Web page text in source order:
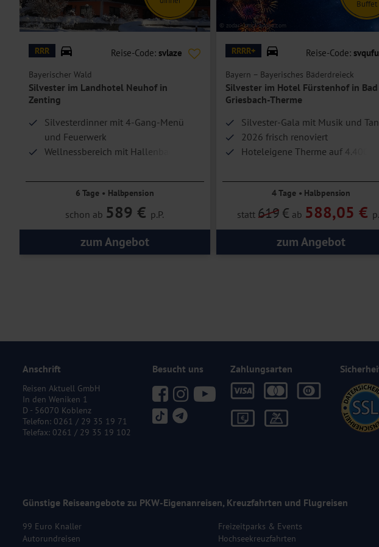
cm), Bad oder Dusche/WC, Föhn, Safe, TV, Telefon und einer Klimaanlage.
© Landhotel Neuhof
RRR Reise-Code: svlaze
Bayerischer Wald
Silvester im Landhotel Neuhof in
Zenting
Silvesterdinner mit 4-Gang-Menü
und Feuerwerk
Wellnessbereich mit Hallenbad und
6 Tage • Halbpension
schon ab 589 € p.P.
zum Angebot
© zodar - stock.adobe.com
Buffet
RRRR+ Reise-Code: svqufu
Bayern – Bayerisches Bäderdreieck
Silvester im Hotel Fürstenhof in Bad
Griesbach-Therme
Silvester-Gala mit Musik und
2026 frisch renoviert
Hoteleigene Therme auf 4.400 m²
4 Tage • Halbpension
statt 619€ ab 588,05 €
zum Angebot
Anschrift
Reisen Aktuell GmbH
In den Weniken 1
D - 56070 Koblenz
Telefon: 0261 / 29 35 19 71
Telefax: 0261 / 29 35 19 102
Besucht uns Zahlungsarten
Günstige Reiseangebote zu PKW-Eigenanreisen, Kreuzfahrten und Flugreisen
99 Euro Knaller
Autorundreisen
Freizeitparks & Events
Hochseekreuzfahrten